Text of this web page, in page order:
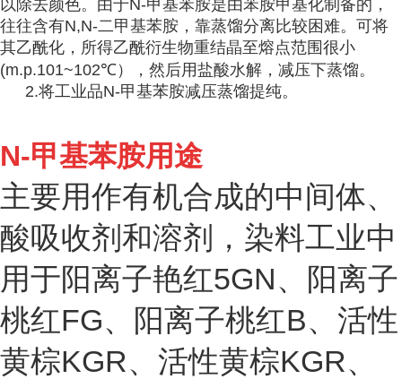
以除去颜色。由于N-甲基苯胺是由苯胺甲基化制备的，
往往含有N,N-二甲基苯胺，靠蒸馏分离比较困难。可将
其乙酰化，所得乙酰衍生物重结晶至熔点范围很小
(m.p.101~102℃），然后用盐酸水解，减压下蒸馏。
2.将工业品N-甲基苯胺减压蒸馏提纯。
N-甲基苯胺用途
主要用作有机合成的中间体、
酸吸收剂和溶剂，染料工业中
用于阳离子艳红5GN、阳离子
桃红FG、阳离子桃红B、活性
黄棕KGR、活性黄棕KGR、